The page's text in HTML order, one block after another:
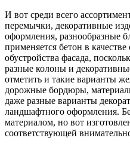
И вот среди всего
перемычки, декоративные
оформления, разнообразные
применяется бетон в
обустройства фасада,
разные колоны и
отметить и такие варианты
дорожные бордюры,
даже разные варианты
ландшафтного оформления.
материалом, но вот
соответствующей